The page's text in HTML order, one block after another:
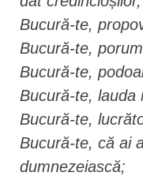
Bucură-te,
Bucură-te,
Bucură-te,
Bucură-te, lauda
Bucură-te,
Bucură-te, că ai
dumnezeiască;